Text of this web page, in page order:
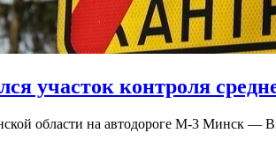
участок контроля
области на автодороге М-3 Минск —